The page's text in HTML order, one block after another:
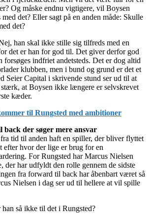
Og måske endnu vigtigere, vil Boysen
det? Eller sagt på en anden måde: Skulle
det?
han skal ikke stille sig tilfreds med en
det er han for god til. Det giver derfor god
forsøges indfriet andetsteds. Det er dog altid
klubben, men i bund og grund er det et
Seier Capital i skrivende stund ser ud til at
stærk, at Boysen ikke længere er selvskrevet
kæder.
til Rungsted med ambitioner
der søger mere ansvar
tid til anden haft en spiller, der bliver flyttet
efter hvor der lige er brug for en
For Rungsted har Marcus Nielsen
der har udfyldt den rolle gennem de sidste
fra forward til back har åbenbart været så
Nielsen i dag ser ud til hellere at vil spille
så ikke til det i Rungsted?